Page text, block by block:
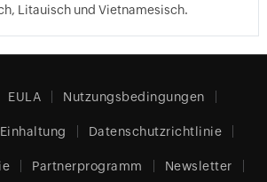
Litauisch und Vietnamesisch.
EULA Nutzungsbedingungen
Einhaltung Datenschutzrichtlinie
Partnerprogramm Newsletter